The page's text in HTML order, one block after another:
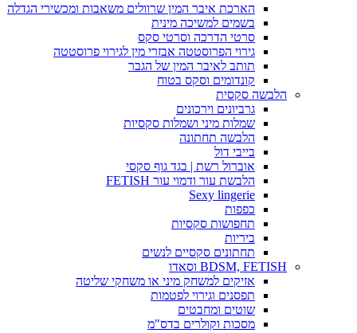
הארכת איבר המין שרוולים משאבות ומכשירי הגדלה
בשמים למשיכה מינית
סרטי הדרכה וסרטי סקס
גירוי הפרוסטטה אבזרי מין לגירוי פרוסטטה
תותב לאיבר המין של הגבר
קונדומים וסקס בטוח
הלבשה סקסית
גרביונים וירכונים
שמלות מיני ושמלות סקסיות
הלבשה תחתונה
בייבי דול
אוברול רשת | בגד גוף סקסי
הלבשת עור ודמוי עור FETISH
Sexy lingerie
כפפות
תחפושות סקסיות
ביריות
תחתונים סקסיים לנשים
BDSM, FETISH וסאדו
אזיקים למשחק מיני או משחקי שליטה
תפסנים וגירוי לפטמות
שוטים ומחבטים
מסכות וקולרים בדס"מ